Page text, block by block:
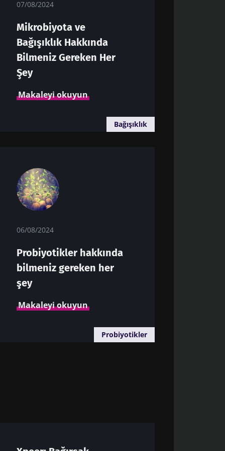
07/08/2024
Mikrobiyota ve
Bağışıklık Hakkında
Bilmeniz Gereken Her
Şey
Makaleyi okuyun
Bağışıklık
06/08/2024
Probiyotikler hakkında
bilmeniz gereken her
şey
Makaleyi okuyun
Probiyotikler
ve "Sağlık
ve "Sağlık